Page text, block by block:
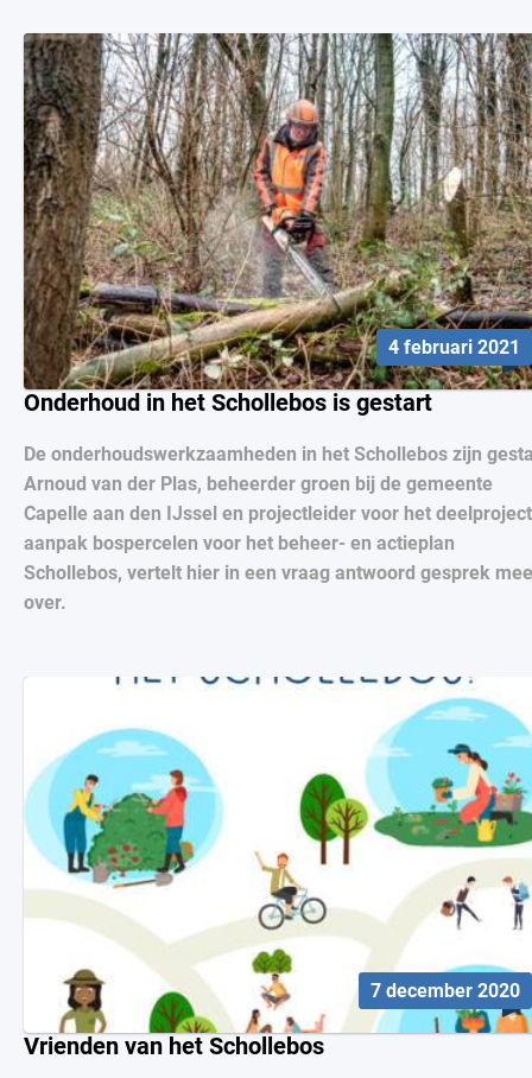
4 februari 2021
Onderhoud in het Schollebos is gestart
De onderhoudswerkzaamheden in het Schollebos zijn
Arnoud van der Plas, beheerder groen bij de gemeente
Capelle aan den IJssel en projectleider voor het deelproject
aanpak bospercelen voor het beheer- en actieplan
Schollebos, vertelt hier in een vraag antwoord gesprek
over.
7 december 2020
Vrienden van het Schollebos